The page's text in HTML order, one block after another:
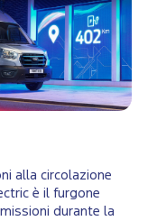
alla circolazione
è il furgone
durante la